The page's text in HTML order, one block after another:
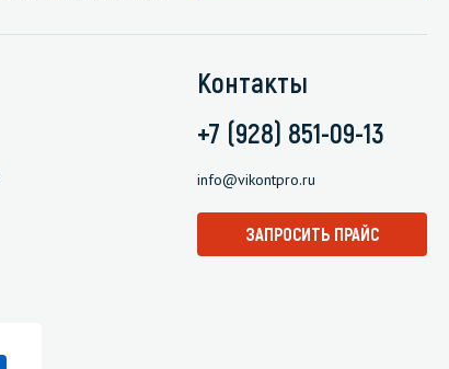
Контакты
+7 (928) 851-09-13
info@vikontpro.ru
ЗАПРОСИТЬ ПРАЙС